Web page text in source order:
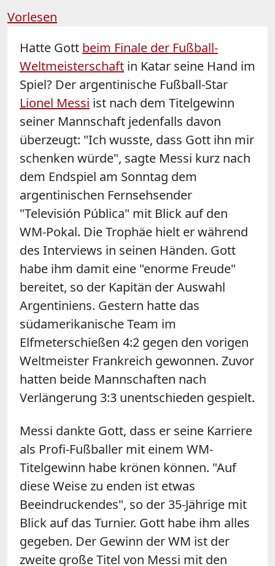
Vorlesen
Hatte Gott beim Finale der Fußball-
Weltmeisterschaft in Katar seine Hand im
Spiel? Der argentinische Fußball-Star
Lionel Messi ist nach dem Titelgewinn
seiner Mannschaft jedenfalls davon
überzeugt: "Ich wusste, dass Gott ihn mir
schenken würde", sagte Messi kurz nach
dem Endspiel am Sonntag dem
argentinischen Fernsehsender
"Televisión Pública" mit Blick auf den
WM-Pokal. Die Trophäe hielt er während
des Interviews in seinen Händen. Gott
habe ihm damit eine "enorme Freude"
bereitet, so der Kapitän der Auswahl
Argentiniens. Gestern hatte das
südamerikanische Team im
Elfmeterschießen 4:2 gegen den vorigen
Weltmeister Frankreich gewonnen. Zuvor
hatten beide Mannschaften nach
Verlängerung 3:3 unentschieden gespielt.
Messi dankte Gott, dass er seine Karriere
als Profi-Fußballer mit einem WM-
Titelgewinn habe krönen können. "Auf
diese Weise zu enden ist etwas
Beeindruckendes", so der 35-Jährige mit
Blick auf das Turnier. Gott habe ihm alles
gegeben. Der Gewinn der WM ist der
zweite große Titel von Messi mit den